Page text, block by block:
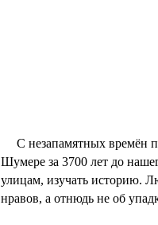
С незапамятных времён
Шумере за 3700 лет до
улицам, изучать историю.
нравов, а отнюдь не об